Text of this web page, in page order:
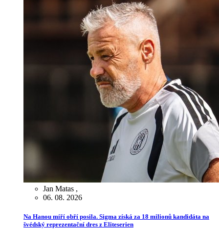
Jan Matas ,
06. 08. 2026
Na Hanou míří obří posila. Sigma získá za 18 milionů kandidáta na
švédský reprezentační dres z Eliteserien